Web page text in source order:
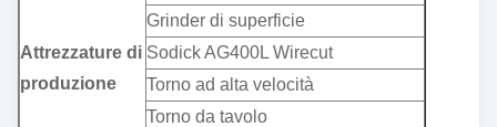
Attrezzature di
produzione
Grinder di superficie
Sodick AG400L Wirecut
Torno ad alta velocità
Torno da tavolo